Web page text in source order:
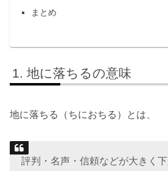
まとめ
地に落ちるの意味
地に落ちる（ちにおちる）とは、
評判・名声・信頼などが大きく